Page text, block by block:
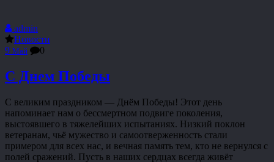
admin
Новости
9 Май 0
С Днем Победы
С великим праздником — Днём Победы! Этот день
напоминает нам о бессмертном подвиге поколения,
выстоявшего в тяжелейших испытаниях. Низкий поклон
ветеранам, чьё мужество и самоотверженность стали
примером для всех нас, и вечная память тем, кто не вернулся с
полей сражений. Пусть в наших сердцах всегда живёт